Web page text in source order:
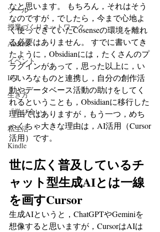
ツール
授業づくりネットワーク
Audible
イベント
ICT
生き方
『学び合い』
私生活
Kindle
なと思います。 もちろん，それはそう
なのですが，でしたら，今まで心地よ
く使ってきていたCosenseの環境を離れ
る必要はありません。 すでに書いてき
たように，Obsidianには，たくさんのプ
ラグインがあって，思った以上に，い
ろいろなものと連携し，自分の創作活
動やデータベース活動の助けをしてく
れるということも，Obsidianに移行した
理由ではありますが，もう一つ，めち
ゃくちゃ大きな理由は，AI活用（Cursor
活用）です。
世に広く普及しているチ
ャット型生成AIとは一線
を画すCursor
生成AIというと，ChatGPTやGeminiを
想像すると思いますが，CursorはAIは